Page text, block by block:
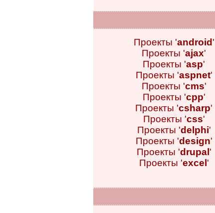
Проекты 'android '
Проекты 'ajax'
Проекты 'asp'
Проекты 'aspnet'
Проекты 'cms'
Проекты 'cpp'
Проекты 'csharp'
Проекты 'css'
Проекты 'delphi'
Проекты 'design'
Проекты 'drupal '
Проекты 'excel '